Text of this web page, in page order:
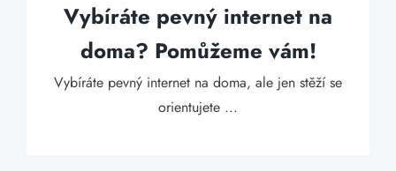
Vybíráte pevný internet na
doma? Pomůžeme vám!
Vybíráte pevný internet na doma, ale jen stěží se
orientujete ...